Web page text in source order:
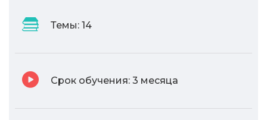
Темы: 14
Срок обучения: 3 месяца